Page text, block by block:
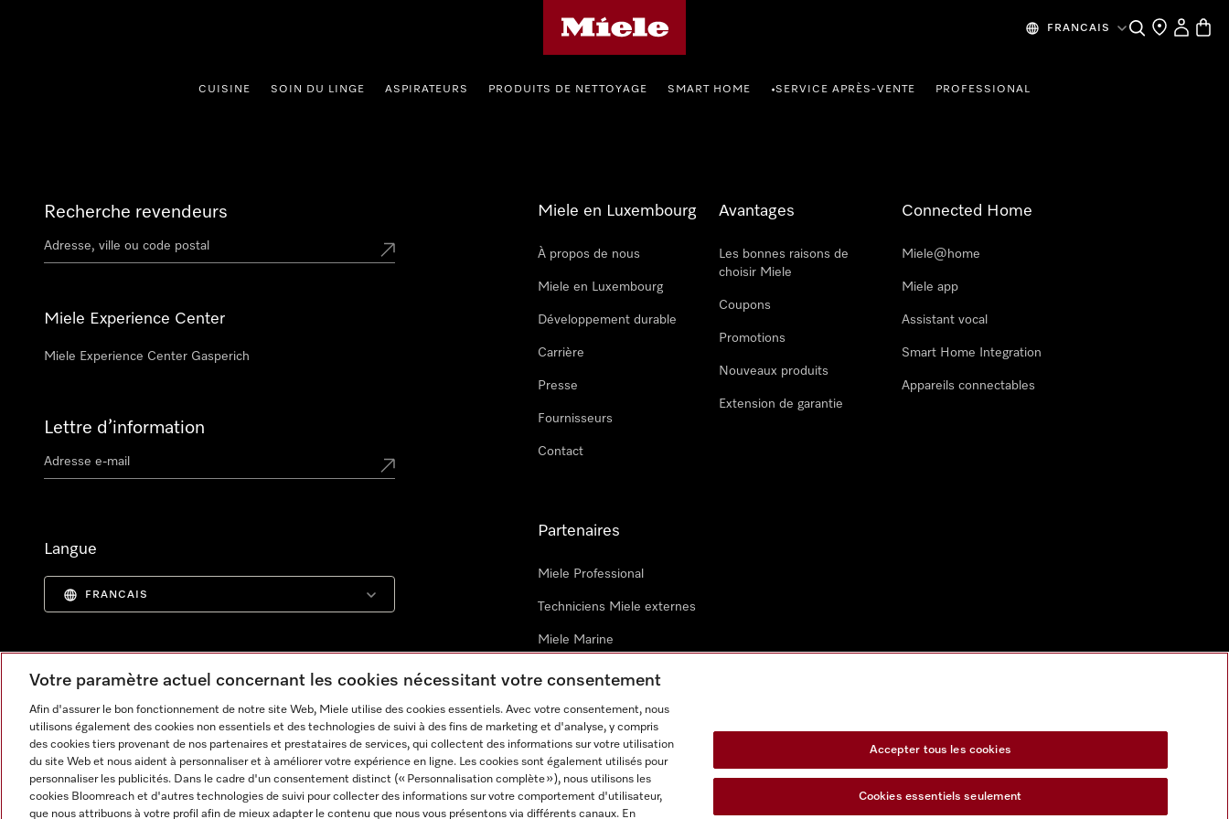
FRANCAIS Recherche
MesPanier
CUISINE SOIN DU LINGE ASPIRATEURS PRODUITS DE NETTOYAGE SMART HOME •SERVICE APRÈS-VENTE PROFESSIONAL
Recherche revendeurs
Miele Experience Center
Miele Experience Center Gasperich
Lettre d’information
Langue
FRANCAIS
Miele en Luxembourg
À propos de nous
Miele en Luxembourg
Développement durable
Carrière
Presse
Fournisseurs
Contact
Avantages
Les bonnes raisons de
choisir Miele
Coupons
Promotions
Nouveaux produits
Extension de garantie
Connected Home
Miele@home
Miele app
Assistant vocal
Smart Home Integration
Appareils connectables
Partenaires
Miele Professional
Techniciens Miele externes
Miele Marine
Architectes & promoteurs
Informations légales CGV Protection des données Conditions d’utilisation Déclaration d'accessibilité
Formulaire de rétractation
Votre paramètre actuel concernant les cookies nécessitant votre consentement
Afin d'assurer le bon fonctionnement de notre site Web, Miele utilise des cookies essentiels. Avec votre consentement, nous
utilisons également des cookies non essentiels et des technologies de suivi à des fins de marketing et d'analyse, y compris
des cookies tiers provenant de nos partenaires et prestataires de services, qui collectent des informations sur votre utilisation
du site Web et nous aident à personnaliser et à améliorer votre expérience en ligne. Les cookies sont également utilisés pour
personnaliser les publicités. Dans le cadre d'un consentement distinct (« Personnalisation complète »), nous utilisons les
cookies Bloomreach et d'autres technologies de suivi pour collecter des informations sur votre comportement d'utilisateur,
que nous attribuons à votre profil afin de mieux adapter le contenu que nous vous présentons via différents canaux. En
Accepter tous les cookies
Cookies essentiels seulement